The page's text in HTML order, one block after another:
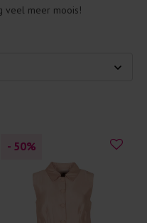
veel meer moois!
- 50%